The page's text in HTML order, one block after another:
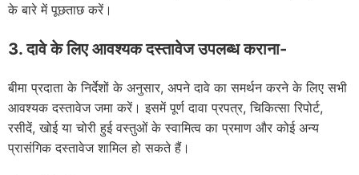
के बारे में पूछताछ करें।
3. दावे के लिए आवश्यक दस्तावेज उपलब्ध कराना-
बीमा प्रदाता के निर्देशों के अनुसार, अपने दावे का समर्थन करने के लिए सभी
आवश्यक दस्तावेज जमा करें। इसमें पूर्ण दावा प्रपत्र, चिकित्सा रिपोर्ट,
रसीदें, खोई या चोरी हुई वस्तुओं के स्वामित्व का प्रमाण और कोई अन्य
प्रासंगिक दस्तावेज शामिल हो सकते हैं।